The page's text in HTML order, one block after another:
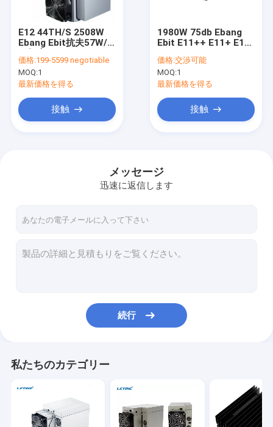
E12 44TH/S 2508W
Ebang Ebit抗夫57W/T
ンターフェイス
価格:199-5599 negotiable
MOQ:1
最新価格を得る
接触
1980W 75db Ebang
Ebit E11++ E11+ E12
ネット インターフェイ
ス
価格:交渉可能
MOQ:1
最新価格を得る
接触
メッセージ
迅速に返信します
続行
私たちのカテゴリー